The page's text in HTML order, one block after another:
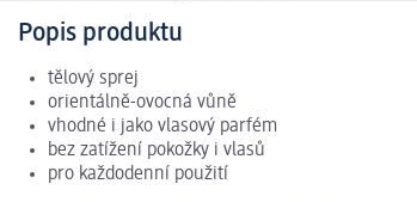
Popis produktu
tělový sprej
orientálně-ovocná vůně
vhodné i jako vlasový parfém
bez zatížení pokožky i vlasů
pro každodenní použití